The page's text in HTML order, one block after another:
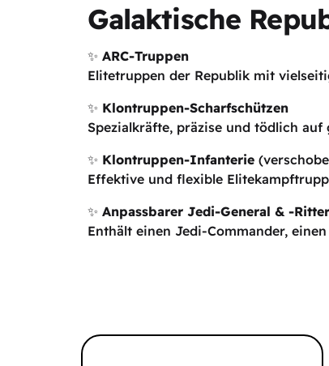
Galaktische
✨ ARC-Truppen
Elitetruppen der Republik mit
✨ Klontruppen-Scharfschützen
Spezialkräfte, präzise und tödlich auf
✨ Klontruppen-Infanterie
Effektive und flexible
✨ Anpassbarer Jedi-General & -Ritter
Enthält einen Jedi-Commander,